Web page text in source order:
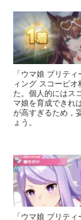
「ウマ娘 プリテ
ィング スコーピ
た。個人的にはス
マ娘を育成できれ
が高すぎるため，
ょう。
「ウマ娘 プリテ